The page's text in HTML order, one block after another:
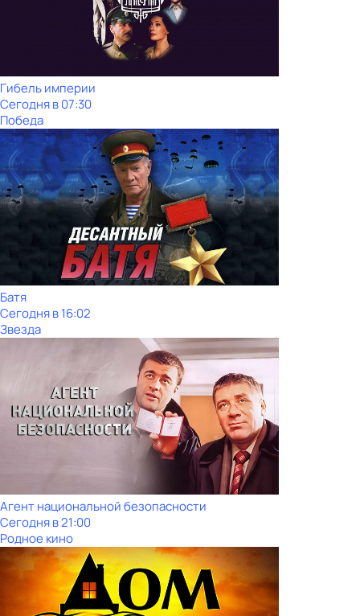
Гибель империи
Сегодня в 07:30
Победа
Батя
Сегодня в 16:02
Звезда
Агент национальной безопасности
Сегодня в 21:00
Родное кино